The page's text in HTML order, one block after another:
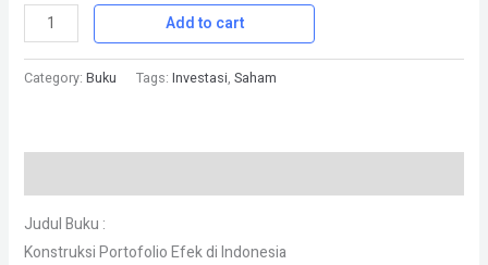
Add to cart
Category: Buku Tags: Investasi, Saham
Judul Buku :
Konstruksi Portofolio Efek di Indonesia